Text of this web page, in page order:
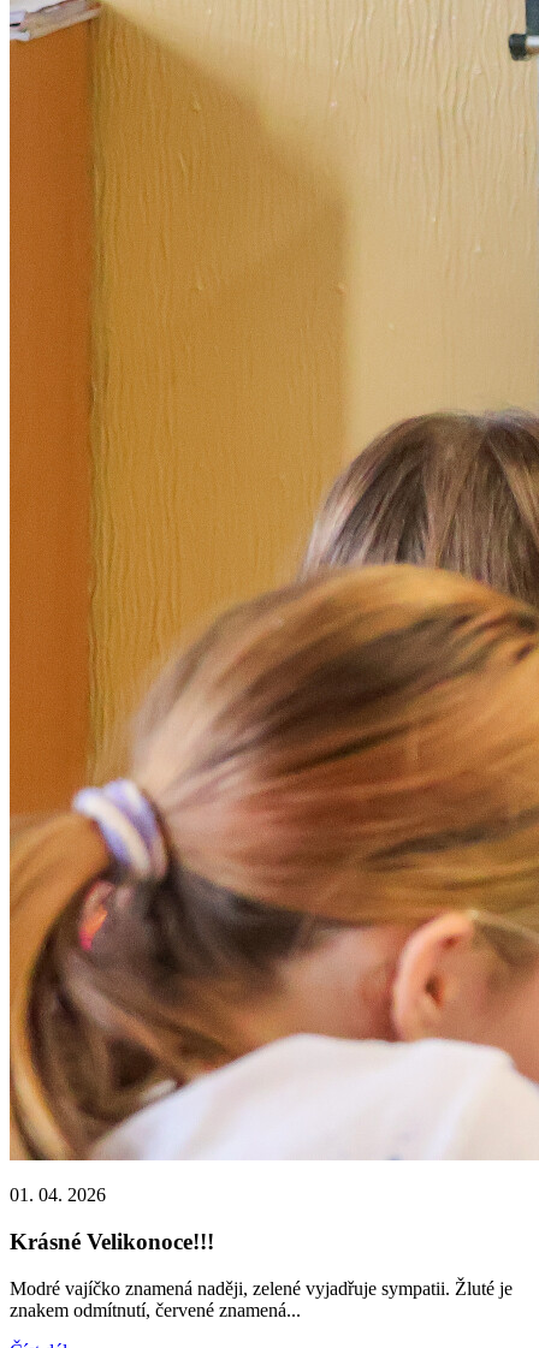
01. 04. 2026
Krásné Velikonoce!!!
Modré vajíčko znamená naději, zelené vyjadřuje sympatii. Žluté je
znakem odmítnutí, červené znamená...